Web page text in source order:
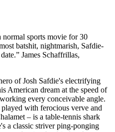
sports movie for 30
batshit, nightmarish, Safdie-
James Schaffrillas,
of Josh Safdie's electrifying
American dream at the speed of
every conceivable angle.
with ferocious verve and
– is a table-tennis shark
a classic striver ping-ponging